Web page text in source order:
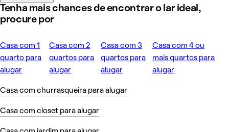
Tenha mais chances de encontrar o lar ideal,
procure por
Casa com 1
quarto para
alugar
Casa com 2
quartos para
alugar
Casa com 3
quartos para
alugar
Casa com 4 ou
mais quartos para
alugar
Casa com churrasqueira para alugar
Casa com closet para alugar